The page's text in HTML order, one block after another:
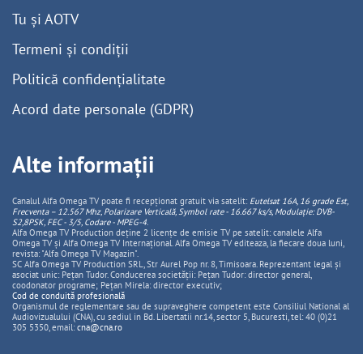
Tu și AOTV
Termeni și condiții
Politică confidențialitate
Acord date personale (GDPR)
Alte informații
Canalul Alfa Omega TV poate fi recepționat gratuit via satelit: Eutelsat 16A, 16 grade Est,
Frecventa – 12.567 Mhz, PolarizareVerticală, Symbol rate - 16.667 ks/s, Modulație: DVB-
S2,8PSK, FEC - 3/5, Codare - MPEG-4.
Alfa Omega TV Production deține 2 licențe de emisie TV pe satelit: canalele Alfa
Omega TV și Alfa Omega TV Internațional. Alfa Omega TV editeaza, la fiecare doua luni,
revista: "Alfa Omega TV Magazin".
SC Alfa Omega TV Production SRL, Str Aurel Pop nr. 8, Timisoara. Reprezentant legal și
asociat unic: Pețan Tudor. Conducerea societății: Pețan Tudor: director general,
coodonator programe; Pețan Mirela: director executiv;
Cod de conduită profesională
Organismul de reglementare sau de supraveghere competent este Consiliul National al
Audiovizualului (CNA), cu sediul in Bd. Libertatii nr.14, sector 5, Bucuresti, tel: 40 (0)21
305 5350, email: cna@cna.ro